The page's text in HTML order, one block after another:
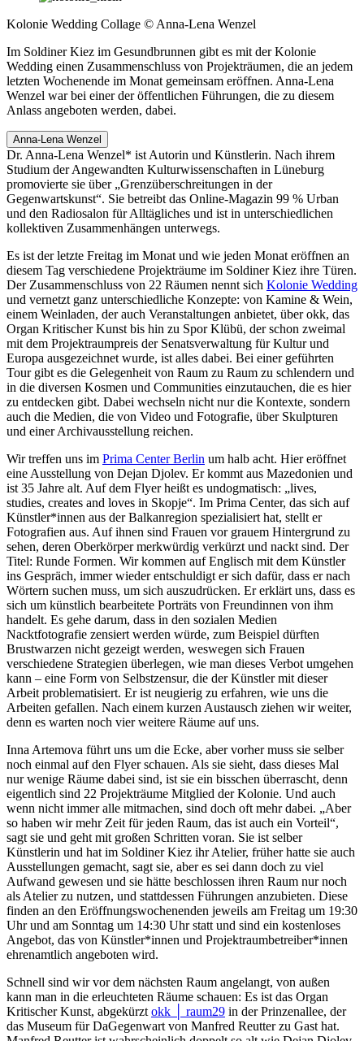
Kolonie Wedding Collage © Anna-Lena Wenzel
Im Soldiner Kiez im Gesundbrunnen gibt es mit der Kolonie
Wedding einen Zusammenschluss von Projekträumen, die an jedem
letzten Wochenende im Monat gemeinsam eröffnen. Anna-Lena
Wenzel war bei einer der öffentlichen Führungen, die zu diesem
Anlass angeboten werden, dabei.
Anna-Lena Wenzel
Dr. Anna-Lena Wenzel* ist Autorin und Künstlerin. Nach ihrem
Studium der Angewandten Kulturwissenschaften in Lüneburg
promovierte sie über „Grenzüberschreitungen in der
Gegenwartskunst“. Sie betreibt das Online-Magazin 99 % Urban
und den Radiosalon für Alltägliches und ist in unterschiedlichen
kollektiven Zusammenhängen unterwegs.
Es ist der letzte Freitag im Monat und wie jeden Monat eröffnen an
diesem Tag verschiedene Projekträume im Soldiner Kiez ihre Türen.
Der Zusammenschluss von 22 Räumen nennt sich Kolonie Wedding
und vernetzt ganz unterschiedliche Konzepte: von Kamine & Wein,
einem Weinladen, der auch Veranstaltungen anbietet, über okk, das
Organ Kritischer Kunst bis hin zu Spor Klübü, der schon zweimal
mit dem Projektraumpreis der Senatsverwaltung für Kultur und
Europa ausgezeichnet wurde, ist alles dabei. Bei einer geführten
Tour gibt es die Gelegenheit von Raum zu Raum zu schlendern und
in die diversen Kosmen und Communities einzutauchen, die es hier
zu entdecken gibt. Dabei wechseln nicht nur die Kontexte, sondern
auch die Medien, die von Video und Fotografie, über Skulpturen
und einer Archivausstellung reichen.
Wir treffen uns im Prima Center Berlin um halb acht. Hier eröffnet
eine Ausstellung von Dejan Djolev. Er kommt aus Mazedonien und
ist 35 Jahre alt. Auf dem Flyer heißt es undogmatisch: „lives,
studies, creates and loves in Skopje“. Im Prima Center, das sich auf
Künstler*innen aus der Balkanregion spezialisiert hat, stellt er
Fotografien aus. Auf ihnen sind Frauen vor grauem Hintergrund zu
sehen, deren Oberkörper merkwürdig verkürzt und nackt sind. Der
Titel: Runde Formen. Wir kommen auf Englisch mit dem Künstler
ins Gespräch, immer wieder entschuldigt er sich dafür, dass er nach
Wörtern suchen muss, um sich auszudrücken. Er erklärt uns, dass es
sich um künstlich bearbeitete Porträts von Freundinnen von ihm
handelt. Es gehe darum, dass in den sozialen Medien
Nacktfotografie zensiert werden würde, zum Beispiel dürften
Brustwarzen nicht gezeigt werden, weswegen sich Frauen
verschiedene Strategien überlegen, wie man dieses Verbot umgehen
kann – eine Form von Selbstzensur, die der Künstler mit dieser
Arbeit problematisiert. Er ist neugierig zu erfahren, wie uns die
Arbeiten gefallen. Nach einem kurzen Austausch ziehen wir weiter,
denn es warten noch vier weitere Räume auf uns.
Inna Artemova führt uns um die Ecke, aber vorher muss sie selber
noch einmal auf den Flyer schauen. Als sie sieht, dass dieses Mal
nur wenige Räume dabei sind, ist sie ein bisschen überrascht, denn
eigentlich sind 22 Projekträume Mitglied der Kolonie. Und auch
wenn nicht immer alle mitmachen, sind doch oft mehr dabei. „Aber
so haben wir mehr Zeit für jeden Raum, das ist auch ein Vorteil“,
sagt sie und geht mit großen Schritten voran. Sie ist selber
Künstlerin und hat im Soldiner Kiez ihr Atelier, früher hatte sie auch
Ausstellungen gemacht, sagt sie, aber es sei dann doch zu viel
Aufwand gewesen und sie hätte beschlossen ihren Raum nur noch
als Atelier zu nutzen, und stattdessen Führungen anzubieten. Diese
finden an den Eröffnungswochenenden jeweils am Freitag um 19:30
Uhr und am Sonntag um 14:30 Uhr statt und sind ein kostenloses
Angebot, das von Künstler*innen und Projektraumbetreiber*innen
ehrenamtlich angeboten wird.
Schnell sind wir vor dem nächsten Raum angelangt, von außen
kann man in die erleuchteten Räume schauen: Es ist das Organ
Kritischer Kunst, abgekürzt okk │ raum29 in der Prinzenallee, der
das Museum für DaGegenwart von Manfred Reutter zu Gast hat.